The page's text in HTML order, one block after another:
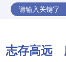
志存高远